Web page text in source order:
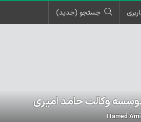
جستجو (جدید)
وکالت حامد امیری
Hamed